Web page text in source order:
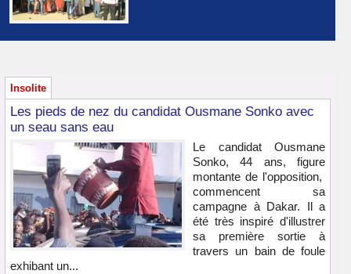
Insolite
Les pieds de nez du candidat Ousmane Sonko avec
un seau sans eau
Le candidat Ousmane
Sonko, 44 ans, figure
montante de l'opposition,
commencent sa
campagne à Dakar. Il a
été très inspiré d'illustrer
sa première sortie à
travers un bain de foule
exhibant un...